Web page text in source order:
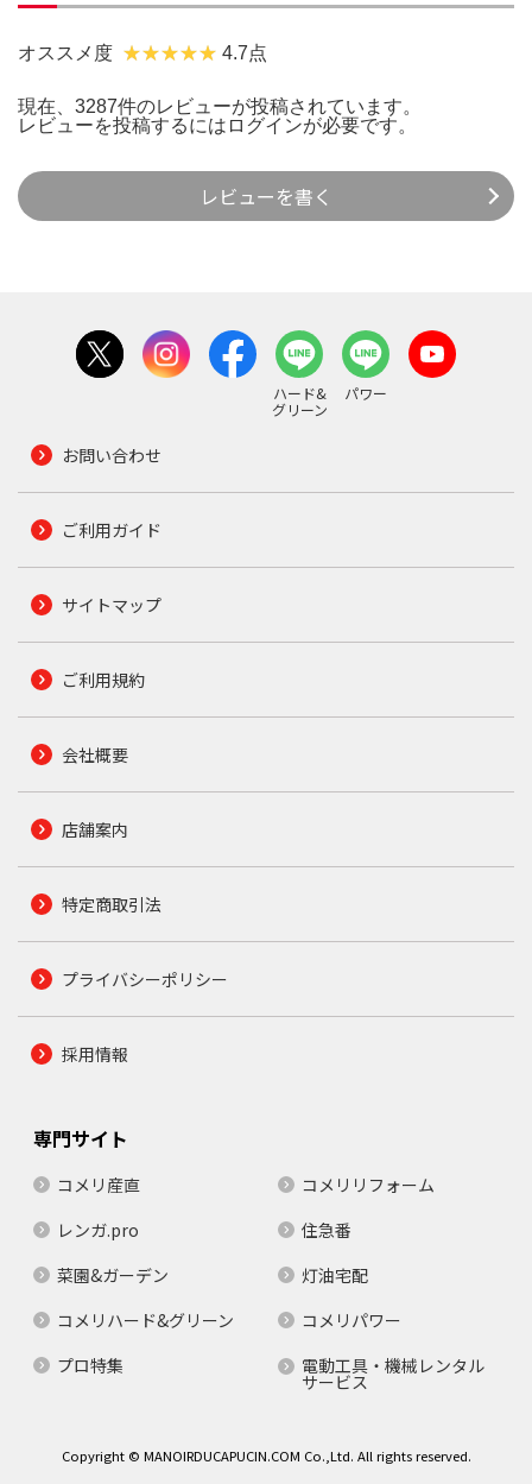
オススメ度 4.7点
現在、3287件のレビューが投稿されています。
レビューを投稿するには ログインが必要です。
レビューを書く
ハード&
グリーン
パワー
お問い合わせ
ご利用ガイド
サイトマップ
ご利用規約
会社概要
店舗案内
特定商取引法
プライバシーポリシー
採用情報
専門サイト
コメリ産直
コメリリフォーム
レンガ.pro
住急番
菜園&ガーデン
灯油宅配
コメリハード&グリーン
コメリパワー
プロ特集
電動工具・機械レンタル
サービス
Copyright © MANOIRDUCAPUCIN.COM Co.,Ltd. All rights reserved.